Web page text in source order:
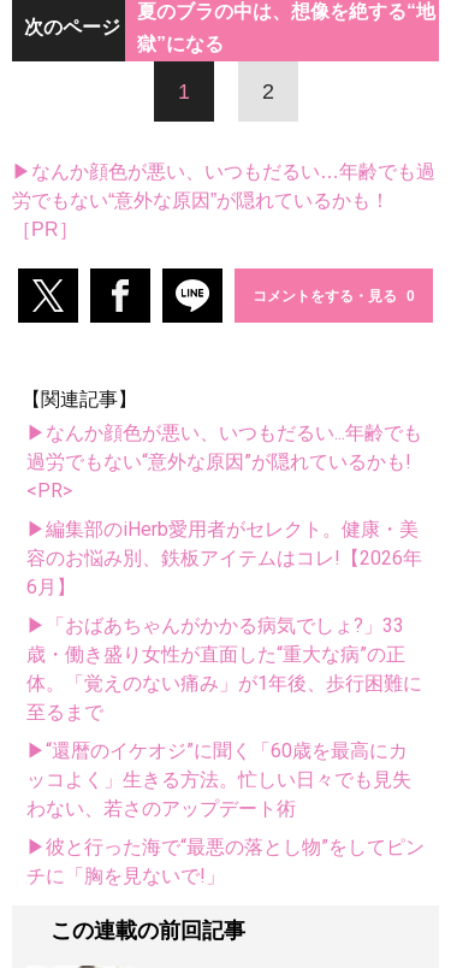
次のページ
夏のブラの中は、想像を絶する“地
獄”になる
1 2
▶なんか顔色が悪い、いつもだるい…年齢でも過
労でもない“意外な原因”が隠れているかも！
［PR］
コメントをする・見る
【関連記事】
▶なんか顔色が悪い、いつもだるい...年齢でも
過労でもない“意外な原因”が隠れているかも!
<PR>
▶編集部のiHerb愛用者がセレクト。健康・美
容のお悩み別、鉄板アイテムはコレ!【2026年
6月】
▶「おばあちゃんがかかる病気でしょ?」33
歳・働き盛り女性が直面した“重大な病”の正
体。「覚えのない痛み」が1年後、歩行困難に
至るまで
▶“還暦のイケオジ”に聞く「60歳を最高にカ
ッコよく」生きる方法。忙しい日々でも見失
わない、若さのアップデート術
▶彼と行った海で“最悪の落とし物”をしてピン
チに「胸を見ないで!」
この連載の前回記事